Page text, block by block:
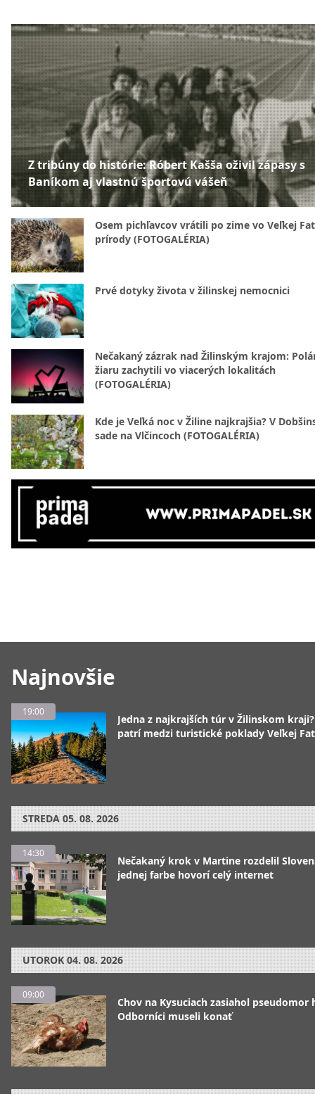
Najnovšie
19:00
Jedna z najkrajších túr v Žilinskom
patrí medzi turistické poklady Veľkej
STREDA 05. 08. 2026
14:30
Nečakaný krok v Martine rozdelil
jednej farbe hovorí celý internet
UTOROK 04. 08. 2026
09:00
Chov na Kysuciach zasiahol pseudomor
Odborníci museli konať
Z tribúny do histórie: Róbert Kašša oživil zápasy s
Baníkom aj vlastnú športovú vášeň
Osem pichľavcov vrátili po zime vo Veľkej
prírody (FOTOGALÉRIA)
Prvé dotyky života v žilinskej nemocnici
Nečakaný zázrak nad Žilinským krajom:
žiaru zachytili vo viacerých lokalitách
(FOTOGALÉRIA)
Kde je Veľká noc v Žiline najkrajšia? V
sade na Vlčincoch (FOTOGALÉRIA)